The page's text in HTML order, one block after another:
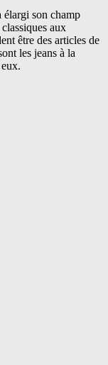
élargi son champ
aux
être des articles de
les jeans à la